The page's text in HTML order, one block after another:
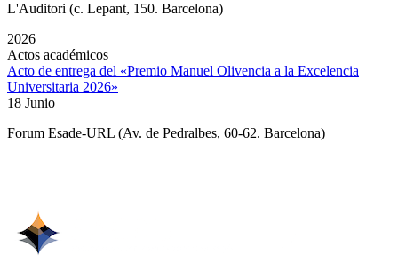
L'Auditori (c. Lepant, 150. Barcelona)
2026
Actos académicos
Acto de entrega del «Premio Manuel Olivencia a la Excelencia
Universitaria 2026»
18 Junio
Forum Esade-URL (Av. de Pedralbes, 60-62. Barcelona)